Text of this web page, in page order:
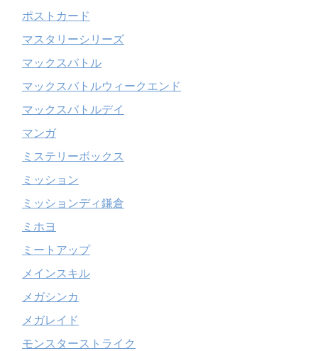
ポストカード
マスタリーシリーズ
マックスバトル
マックスバトルウィークエンド
マックスバトルデイ
マンガ
ミステリーボックス
ミッション
ミッションディ鎌倉
ミホヨ
ミートアップ
メインスキル
メガシンカ
メガレイド
モンスターストライク